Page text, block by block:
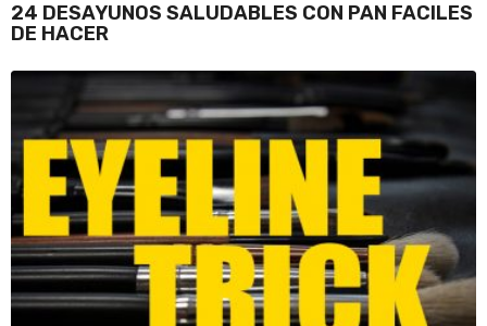
24 DESAYUNOS SALUDABLES CON PAN FACILES
DE HACER